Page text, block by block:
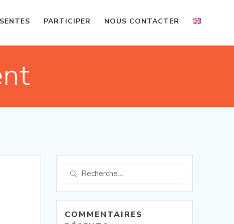
PARTICIPER NOUS CONTACTER
Recherche
pour
:
COMMENTAIRES